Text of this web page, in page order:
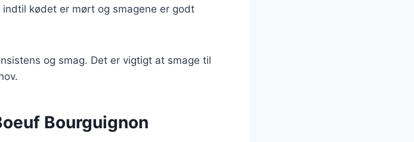
kødet er mørt og smagene er godt
og smag. Det er vigtigt at smage til
Bourguignon